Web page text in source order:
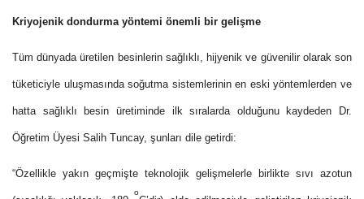
Kriyojenik dondurma yöntemi önemli bir gelişme
Tüm dünyada üretilen besinlerin sağlıklı, hijyenik ve güvenilir olarak son
tüketiciyle uluşmasında soğutma sistemlerinin en eski yöntemlerden ve
hatta sağlıklı besin üretiminde ilk sıralarda olduğunu kaydeden Dr.
Öğretim Üyesi Salih Tuncay, şunları dile getirdi:
“Özellikle yakın geçmişte teknolojik gelişmelerle birlikte sıvı azotun
o